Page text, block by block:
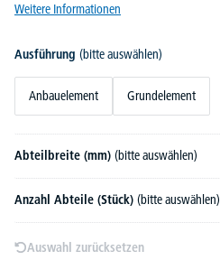
Weitere Informationen
Ausführung (bitte auswählen)
Anbauelement Grundelement
Abteilbreite (mm) (bitte auswählen)
Anzahl Abteile (Stück) (bitte auswählen)
Auswahl zurücksetzen